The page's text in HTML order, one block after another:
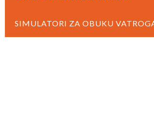
SIMULATORI ZA OBUKU